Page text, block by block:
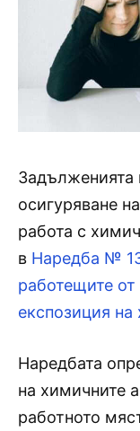
Задълженията
осигуряване
работа с
в Наредба №
работещите
експозиция на
Наредбата
на химичните
работното